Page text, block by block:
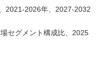
2021-2026年、2027-2032
セグメント構成比、2025